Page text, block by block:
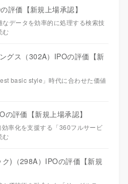
評価【新規上場承認】
データを効率的に処理する検索技
む
グス（302A）IPOの評価【新
basic style」時代に合わせた価値
評価【新規上場承認】
率化を支援する「360フルサービ
む
)（298A）IPOの評価【新規